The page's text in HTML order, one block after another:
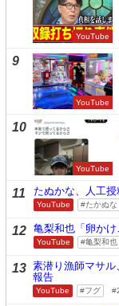
YouTube
9
YouTube
10
YouTube
11 たぬかな、人工
YouTube たかぬな
12 亀梨和也「卵か
YouTube 亀梨和也
13 素潜り漁師マサ
報告
YouTube フグ